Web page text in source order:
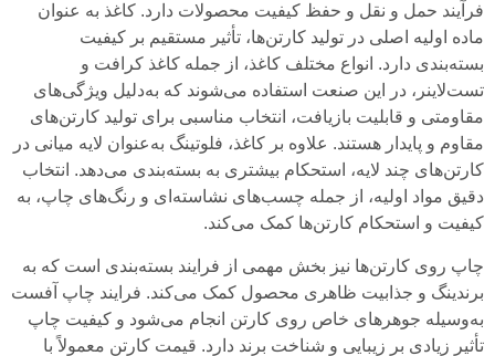
فرآیند حمل و نقل و حفظ کیفیت محصولات دارد. کاغذ به عنوان
ماده اولیه اصلی در تولید کارتن‌ها، تأثیر مستقیم بر کیفیت
بسته‌بندی دارد. انواع مختلف کاغذ، از جمله کاغذ کرافت و
تست‌لاینر، در این صنعت استفاده می‌شوند که به‌دلیل ویژگی‌های
مقاومتی و قابلیت بازیافت، انتخاب مناسبی برای تولید کارتن‌های
مقاوم و پایدار هستند. علاوه بر کاغذ، فلوتینگ به‌عنوان لایه میانی در
کارتن‌های چند لایه، استحکام بیشتری به بسته‌بندی می‌دهد. انتخاب
دقیق مواد اولیه، از جمله چسب‌های نشاسته‌ای و رنگ‌های چاپ، به
کیفیت و استحکام کارتن‌ها کمک می‌کند.
چاپ روی کارتن‌ها نیز بخش مهمی از فرایند بسته‌بندی است که به
برندینگ و جذابیت ظاهری محصول کمک می‌کند. فرایند چاپ آفست
به‌وسیله جوهرهای خاص روی کارتن انجام می‌شود و کیفیت چاپ
تأثیر زیادی بر زیبایی و شناخت برند دارد. قیمت کارتن‌ معمولاً با